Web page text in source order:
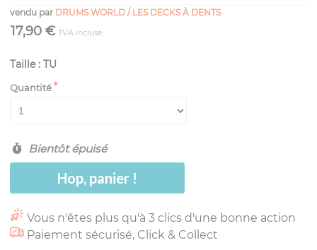
vendu par DRUMS WORLD / LES DECKS À DENTS
17,90 € TVA incluse
Taille : TU
Quantité
Bientôt épuisé
Hop, panier !
Vous n'êtes plus qu'à 3 clics d'une bonne action
Paiement sécurisé, Click & Collect